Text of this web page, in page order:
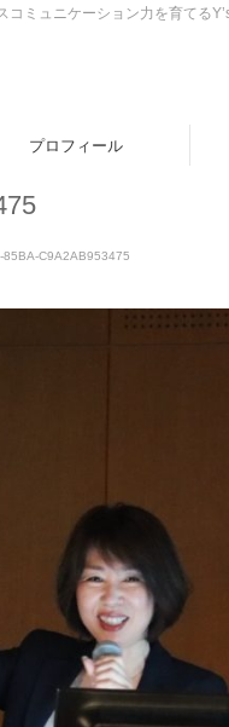
ミュニケーション力を育てる
プロフィール
C9A2AB953475